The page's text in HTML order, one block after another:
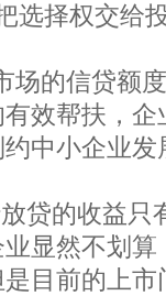
择权交给
的信贷额度
效帮扶，企
中小企业发
的收益只
显然不划算
目前的上市